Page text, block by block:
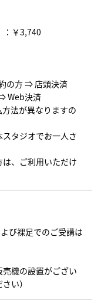
￥3,740
の方 ⇒ 店頭決済
Web決済
法が異なりますの
タジオでお一人さ
、ご利用いただけ
び裸足でのご受講は
機の設置がござい
い）